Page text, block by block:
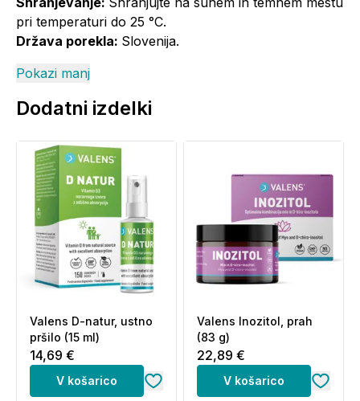
pri temperaturi do 25 °C.
Država porekla: Slovenija.
Pokazi manj
Dodatni izdelki
Valens D-natur, ustno
pršilo (15 ml)
14,69 €
V košarico
Valens Inozitol, prah
(83 g)
22,89 €
V košarico